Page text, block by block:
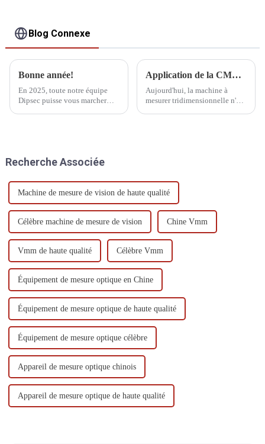
Blog Connexe
Bonne année!
En 2025, toute notre équipe
Dipsec puisse vous marcher
Application de la CMM dans le système de fabrication
Aujourd'hui, la machine à
mesurer tridimensionnelle n'est
mesure tridimensionnelle.
Recherche Associée
Machine de mesure de vision de haute qualité
Célèbre machine de mesure de vision Chine Vmm
Vmm de haute qualité Célèbre Vmm
Équipement de mesure optique en Chine
Équipement de mesure optique de haute qualité
Équipement de mesure optique célèbre
Appareil de mesure optique chinois
Appareil de mesure optique de haute qualité